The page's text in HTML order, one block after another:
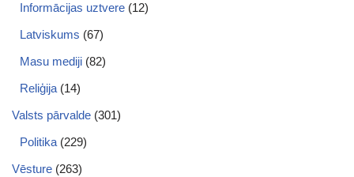
Informācijas uztvere (12)
Latviskums (67)
Masu mediji (82)
Reliģija (14)
Valsts pārvalde (301)
Politika (229)
Vēsture (263)